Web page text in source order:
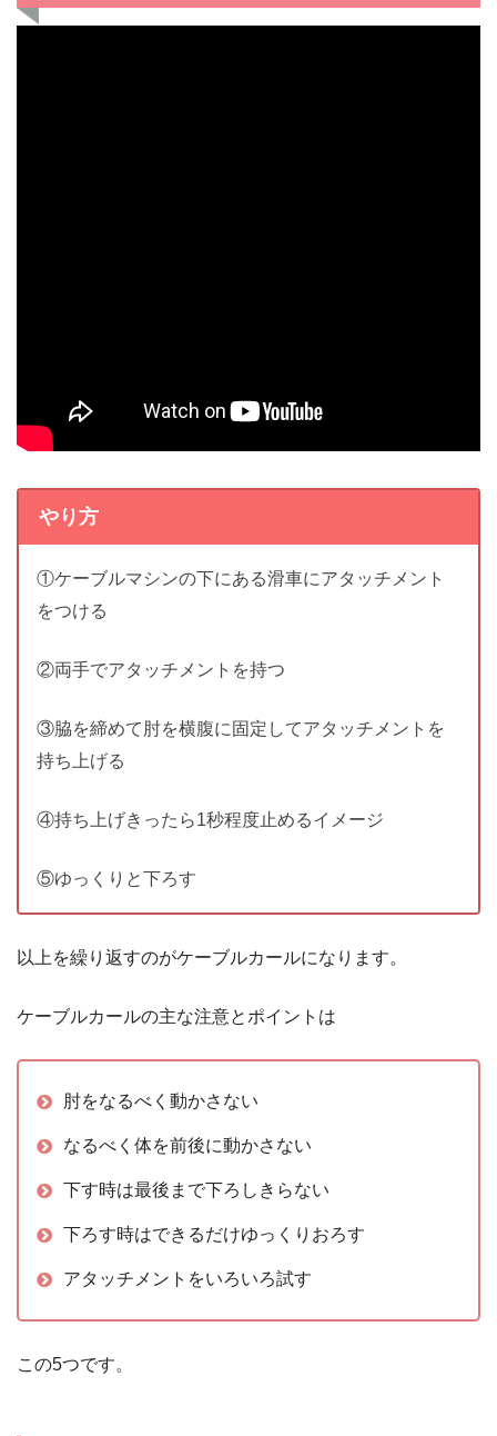
やり方
①ケーブルマシンの下にある滑車にアタッチメント
をつける
②両手でアタッチメントを持つ
③脇を締めて肘を横腹に固定してアタッチメントを
持ち上げる
④持ち上げきったら1秒程度止めるイメージ
⑤ゆっくりと下ろす
以上を繰り返すのがケーブルカールになります。
ケーブルカールの主な注意とポイントは
肘をなるべく動かさない
なるべく体を前後に動かさない
下す時は最後まで下ろしきらない
下ろす時はできるだけゆっくりおろす
アタッチメントをいろいろ試す
この5つです。